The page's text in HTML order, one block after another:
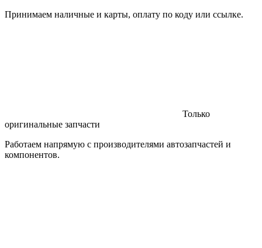
Принимаем наличные и карты, оплату по коду или ссылке.
Только
оригинальные запчасти
Работаем напрямую с производителями автозапчастей и
компонентов.